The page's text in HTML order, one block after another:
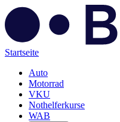
Startseite
Auto
Motorrad
VKU
Nothelferkurse
WAB